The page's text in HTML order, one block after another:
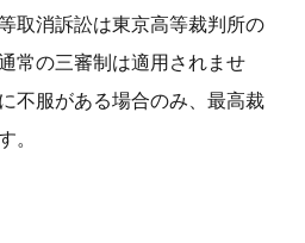
取消訴訟は東京高等裁判所の
常の三審制は適用されませ
不服がある場合のみ、最高裁
。